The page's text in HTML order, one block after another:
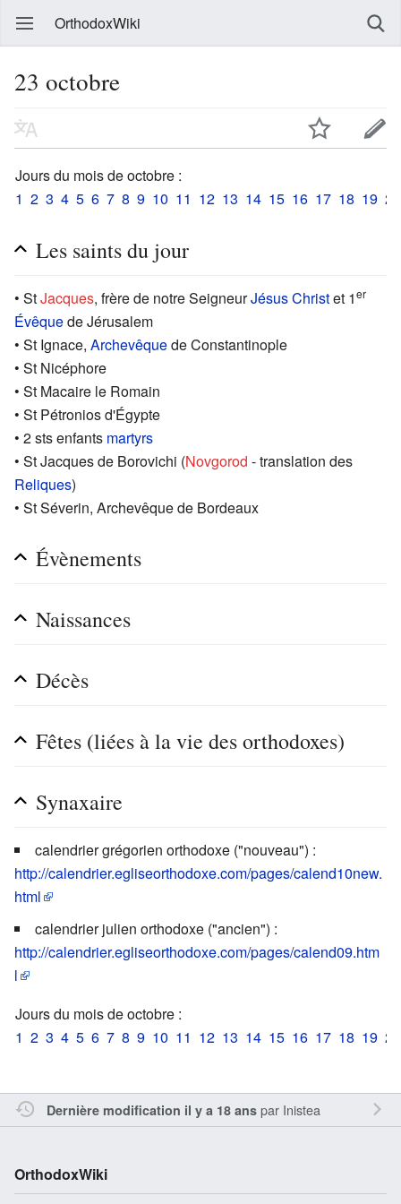
OrthodoxWiki
23 octobre
Jours du mois de octobre :
1 2 3 4 5 6 7 8 9 10 11 12 13 14 15 16 17 18 19 20
Les saints du jour
• StJacques, frère de notre SeigneurJésus Christet 1er
Évêquede Jérusalem
• St Ignace, Archevêquede Constantinople
• St Nicéphore
• St Macaire le Romain
• St Pétronios d'Égypte
• 2 sts enfants martyrs
• St Jacques de Borovichi (Novgorod - translation des
Reliques)
• St Séverin, Archevêque de Bordeaux
Évènements
Naissances
Décès
Fêtes (liées à la vie des orthodoxes)
Synaxaire
calendrier grégorien orthodoxe ("nouveau") :
http://calendrier.egliseorthodoxe.com/pages/calend10new.
html
calendrier julien orthodoxe ("ancien") :
http://calendrier.egliseorthodoxe.com/pages/calend09.htm
l
Jours du mois de octobre :
1 2 3 4 5 6 7 8 9 10 11 12 13 14 15 16 17 18 19 20
Dernière modification il y a 18 anspar Inistea
OrthodoxWiki